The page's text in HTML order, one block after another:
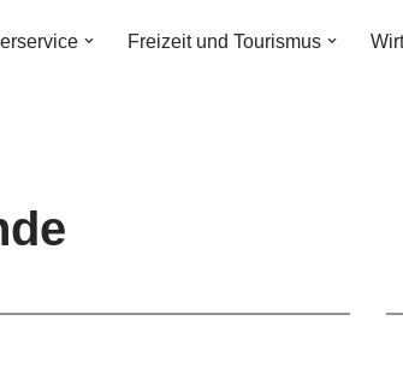
Freizeit und Tourismus